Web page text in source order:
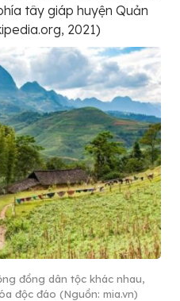
tây giáp huyện Quản
2021)
đồng dân tộc khác nhau,
độc đáo (Nguồn: mia.vn)